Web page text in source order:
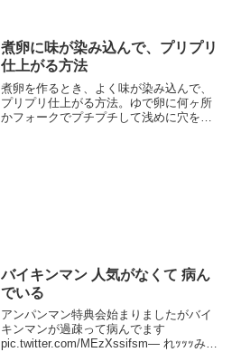
煮卵に味が染み込んで、プリプリ
仕上がる方法
煮卵を作るとき、よく味が染み込んで、
プリプリ仕上がる方法。ゆで卵に何ヶ所
かフォークでプチプチして浅めに穴を開
バイキンマン 人気がなくて 病ん
でいる
アンパンマン特典会始まりましたがバイ
キンマンが過疎って病んでます
pic.twitter.com/MEzXssifsm— れｯｯｯみ